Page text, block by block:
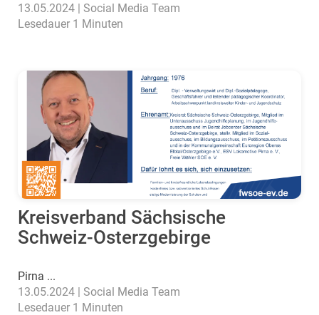
13.05.2024 | Social Media Team
Lesedauer 1 Minuten
Kreisverband Sächsische
Schweiz-Osterzgebirge
Pirna ...
13.05.2024 | Social Media Team
Lesedauer 1 Minuten